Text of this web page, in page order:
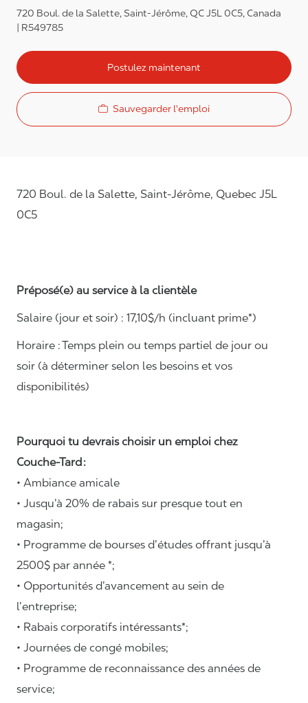
720 Boul. de la Salette, Saint-Jérôme, QC J5L 0C5, Canada
R549785
Postulez maintenant
Sauvegarder l'emploi
720 Boul. de la Salette, Saint-Jérôme, Quebec J5L
0C5
Préposé(e) au service à la clientèle
Salaire (jour et soir) : 17,10$/h (incluant prime*)
Horaire :Temps plein ou temps partiel de jour ou
soir (à déterminer selon les besoins et vos
disponibilités)
Pourquoi tu devrais choisir un emploi chez
Couche-Tard :
• Ambiance amicale
• Jusqu’à 20% de rabais sur presque tout en
magasin;
• Programme de bourses d’études offrant jusqu’à
2500$ par année *;
• Opportunités d’avancement au sein de
l’entreprise;
• Rabais corporatifs intéressants*;
• Journées de congé mobiles;
• Programme de reconnaissance des années de
service;